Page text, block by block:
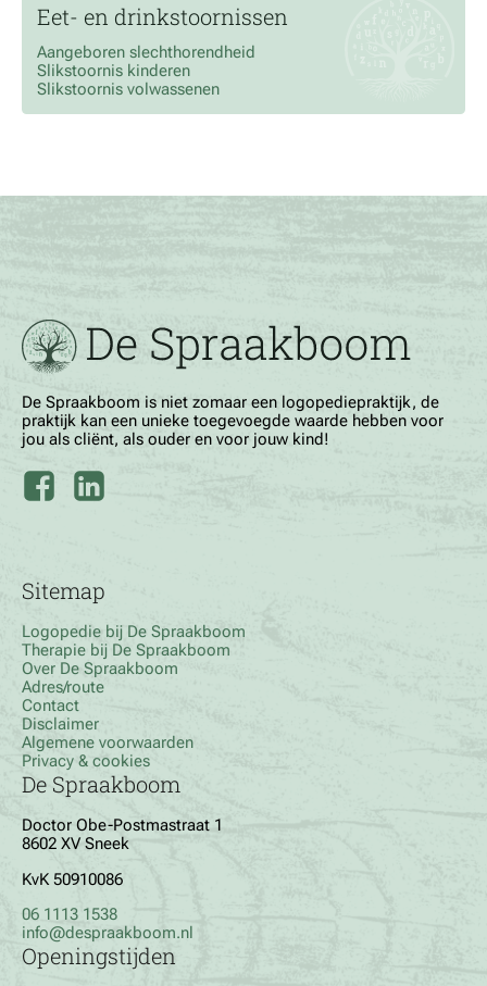
Eet- en drinkstoornissen
Aangeboren slechthorendheid
Slikstoornis kinderen
Slikstoornis volwassenen
De Spraakboom is niet zomaar een logopediepraktijk, de
praktijk kan een unieke toegevoegde waarde hebben voor
jou als cliënt, als ouder en voor jouw kind!
Sitemap
Logopedie bij De Spraakboom
Therapie bij De Spraakboom
Over De Spraakboom
Adres/route
Contact
Disclaimer
Algemene voorwaarden
Privacy & cookies
De Spraakboom
Doctor Obe-Postmastraat 1
8602 XV Sneek
KvK 50910086
06 1113 1538
info@despraakboom.nl
Openingstijden